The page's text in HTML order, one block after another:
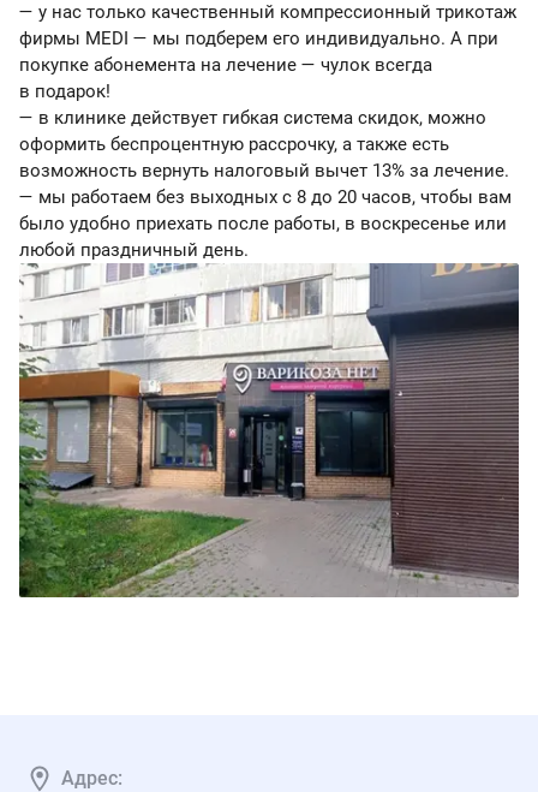
— у нас только качественный компрессионный трикотаж
фирмы MEDI — мы подберем его индивидуально. А при
покупке абонемента на лечение — чулок всегда
в подарок!
— в клинике действует гибкая система скидок, можно
оформить беспроцентную рассрочку, а также есть
возможность вернуть налоговый вычет 13% за лечение.
— мы работаем без выходных с 8 до 20 часов, чтобы вам
было удобно приехать после работы, в воскресенье или
любой праздничный день.
Адрес: